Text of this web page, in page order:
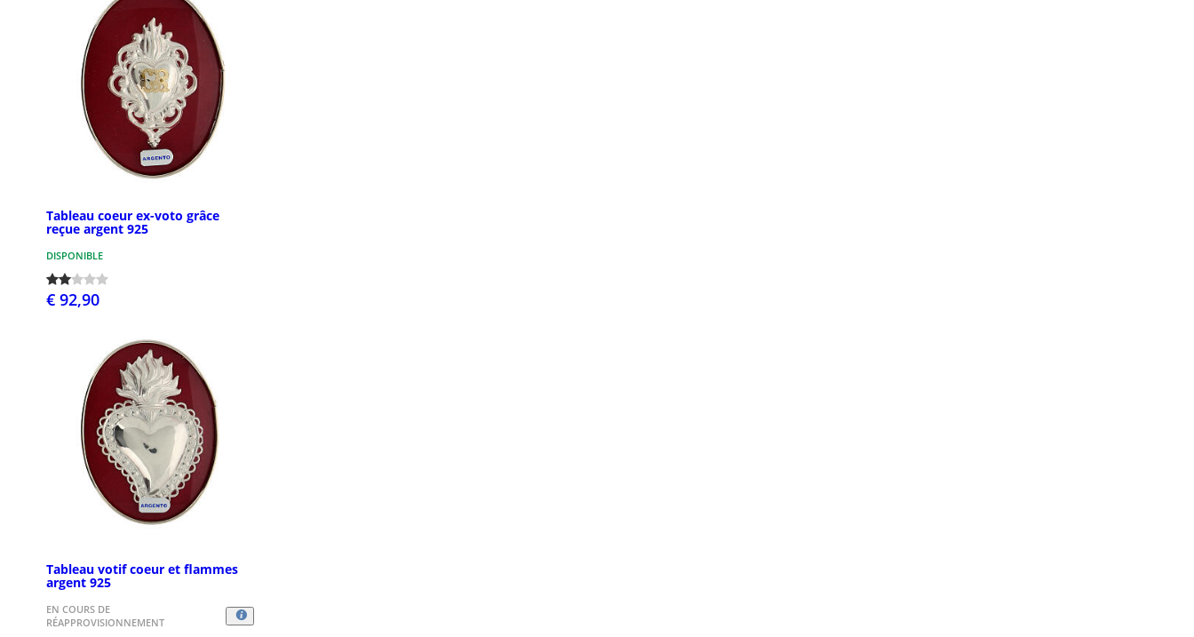
Tableau coeur ex-voto grâce
reçue argent 925
DISPONIBLE
€ 92,90
Tableau votif coeur et flammes
argent 925
EN COURS DE
RÉAPPROVISIONNEMENT